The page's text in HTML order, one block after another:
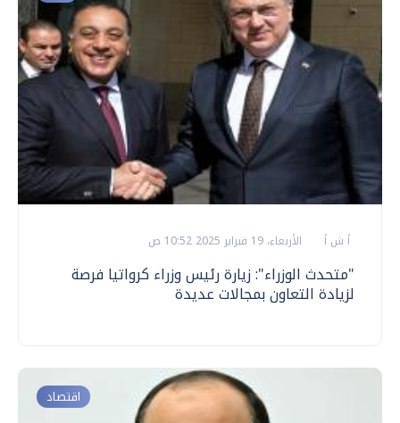
أ ش أ الأربعاء، 19 فبراير 2025 10:52 ص
"متحدث الوزراء": زيارة رئيس وزراء كرواتيا فرصة
لزيادة التعاون بمجالات عديدة
اقتصاد